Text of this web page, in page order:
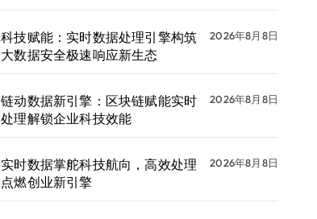
科技赋能：实时数据处理引擎构筑
大数据安全极速响应新生态
2026年8月8日
链动数据新引擎：区块链赋能实时
处理解锁企业科技效能
2026年8月8日
实时数据掌舵科技航向，高效处理
点燃创业新引擎
2026年8月8日